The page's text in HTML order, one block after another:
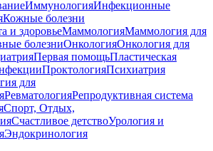
ИммунологияИнфекционные
Кожные болезни
и здоровьеМаммологияМаммология для
болезниОнкологияОнкология для
Первая помощьПластическая
ПроктологияПсихиатрия
для
РевматологияРепродуктивная система
Спорт, Отдых,
Счастливое детствоУрология и
Эндокринология